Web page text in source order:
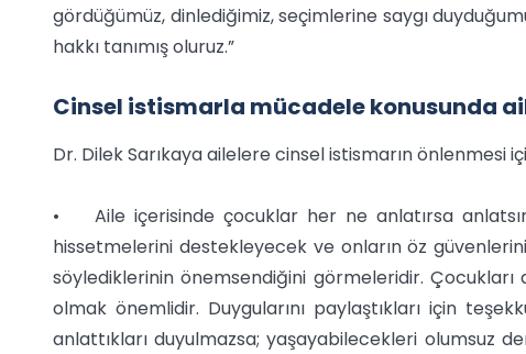
gördüğümüz, dinlediğimiz, seçimlerine saygı
hakkı tanımış oluruz.”
Cinsel istismarla mücadele konusunda
Dr. Dilek Sarıkaya ailelere cinsel istismarın önlenmesi
• Aile içerisinde çocuklar her ne anlatırsa
hissetmelerini destekleyecek ve onların öz
söylediklerinin önemsendiğini görmeleridir.
olmak önemlidir. Duygularını paylaştıkları için
anlattıkları duyulmazsa; yaşayabilecekleri olumsuz